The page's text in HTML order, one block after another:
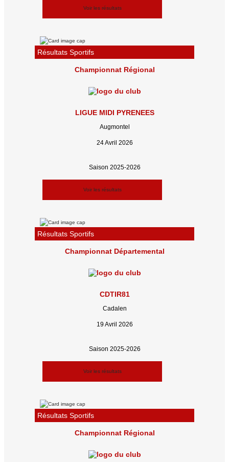
Voir les résultats
Résultats Sportifs
Championnat Régional
LIGUE MIDI PYRENEES
Augmontel
24 Avril 2026
Saison 2025-2026
Voir les résultats
Résultats Sportifs
Championnat Départemental
CDTIR81
Cadalen
19 Avril 2026
Saison 2025-2026
Voir les résultats
Résultats Sportifs
Championnat Régional